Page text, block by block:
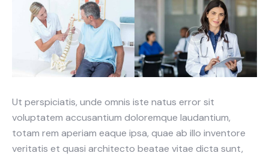
Ut perspiciatis, unde omnis iste natus error sit
voluptatem accusantium doloremque laudantium,
totam rem aperiam eaque ipsa, quae ab illo inventore
veritatis et quasi architecto beatae vitae dicta sunt,